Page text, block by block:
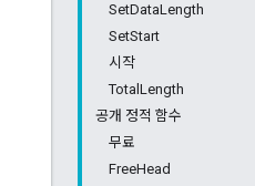
SetDataLength
SetStart
시작
TotalLength
공개 정적 함수
무료
FreeHead